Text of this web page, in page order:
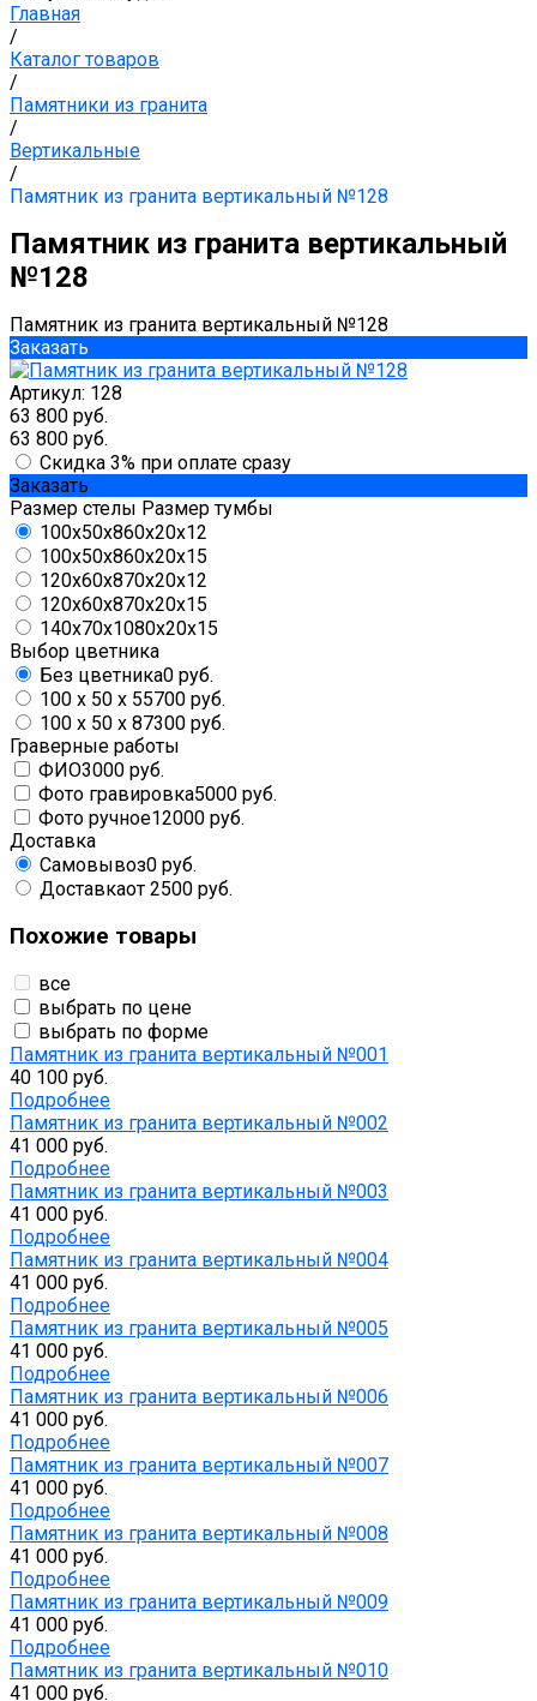
Главная
/
Каталог товаров
/
Памятники из гранита
/
Вертикальные
/
Памятник из гранита вертикальный №128
Памятник из гранита вертикальный
№128
Памятник из гранита вертикальный №128
Заказать
Артикул: 128
63 800 руб.
63 800 руб.
Скидка 3% при оплате сразу
Заказать
Размер стелы Размер тумбы
100x50x860x20x12
100x50x860x20x15
120x60x870x20x12
120x60x870x20x15
140x70x1080x20x15
Выбор цветника
Без цветника0 руб.
100 х 50 х 55700 руб.
100 х 50 х 87300 руб.
Граверные работы
ФИО3000 руб.
Фото гравировка5000 руб.
Фото ручное12000 руб.
Доставка
Самовывоз0 руб.
Доставкаот 2500 руб.
Похожие товары
все
выбрать по цене
выбрать по форме
Памятник из гранита вертикальный №001
40 100 руб.
Подробнее
Памятник из гранита вертикальный №002
41 000 руб.
Подробнее
Памятник из гранита вертикальный №003
41 000 руб.
Подробнее
Памятник из гранита вертикальный №004
41 000 руб.
Подробнее
Памятник из гранита вертикальный №005
41 000 руб.
Подробнее
Памятник из гранита вертикальный №006
41 000 руб.
Подробнее
Памятник из гранита вертикальный №007
41 000 руб.
Подробнее
Памятник из гранита вертикальный №008
41 000 руб.
Подробнее
Памятник из гранита вертикальный №009
41 000 руб.
Подробнее
Памятник из гранита вертикальный №010
41 000 руб.